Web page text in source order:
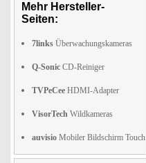
Mehr Hersteller-
Seiten:
7links Überwachungskameras
Q-Sonic CD-Reiniger
TVPeCee HDMI-Adapter
VisorTech Wildkameras
auvisio Mobiler Bildschirm Touch